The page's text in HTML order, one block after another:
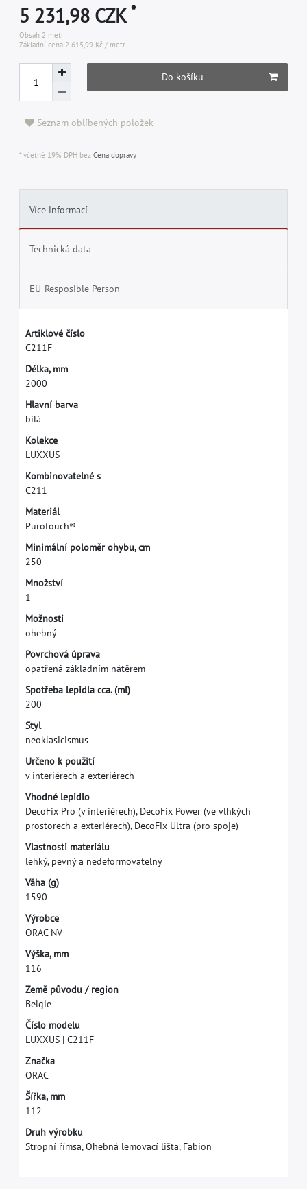
5 231,98 CZK*
Obsah 2 metr
Základní cena 2 615,99 Kč / metr
Do košíku
Seznam oblíbených položek
* včetně 19% DPH bez Cena dopravy
Více informací
Technická data
EU-Resposible Person
Artiklové číslo
C211F
Délka, mm
2000
Hlavní barva
bílá
Kolekce
LUXXUS
Kombinovatelné s
C211
Materiál
Purotouch®
Minimální poloměr ohybu, cm
250
Množství
1
Možnosti
ohebný
Povrchová úprava
opatřená základním nátěrem
Spotřeba lepidla cca. (ml)
200
Styl
neoklasicismus
Určeno k použití
v interiérech a exteriérech
Vhodné lepidlo
DecoFix Pro (v interiérech), DecoFix Power (ve vlhkých
prostorech a exteriérech), DecoFix Ultra (pro spoje)
Vlastnosti materiálu
lehký, pevný a nedeformovatelný
Váha (g)
1590
Výrobce
ORAC NV
Výška, mm
116
Země původu / region
Belgie
Číslo modelu
LUXXUS | C211F
Značka
ORAC
Šířka, mm
112
Druh výrobku
Stropní římsa, Ohebná lemovací lišta, Fabion